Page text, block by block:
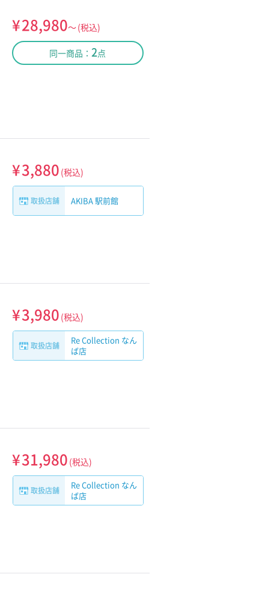
¥28,980～(税込)
同一商品： 2点
¥3,880 (税込)
取扱店舗 AKIBA 駅前館
¥3,980 (税込)
取扱店舗
Re Collection なん
ば店
¥31,980 (税込)
取扱店舗
Re Collection なん
ば店